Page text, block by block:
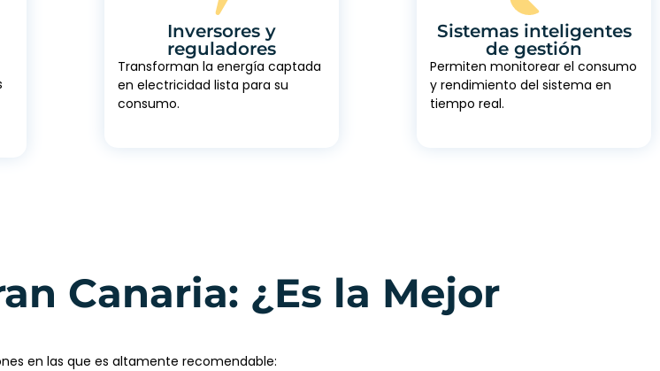
Inversores y
reguladores
Transforman la energía captada
en electricidad lista para su
consumo.
Sistemas inteligentes
de gestión
Permiten monitorear el consumo
y rendimiento del sistema en
tiempo real.
Canaria: ¿Es la Mejor
en las que es altamente recomendable: